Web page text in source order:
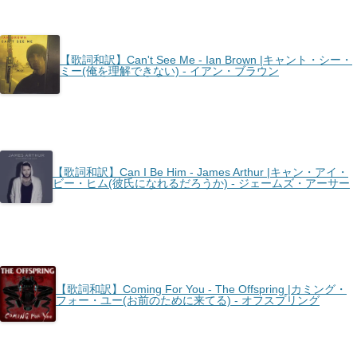
【歌詞和訳】Can't See Me - Ian Brown |キャント・シー・
ミー(俺を理解できない) - イアン・ブラウン
【歌詞和訳】Can I Be Him - James Arthur |キャン・アイ・
ビー・ヒム(彼氏になれるだろうか) - ジェームズ・アーサー
【歌詞和訳】Coming For You - The Offspring |カミング・
フォー・ユー(お前のために来てる) - オフスプリング